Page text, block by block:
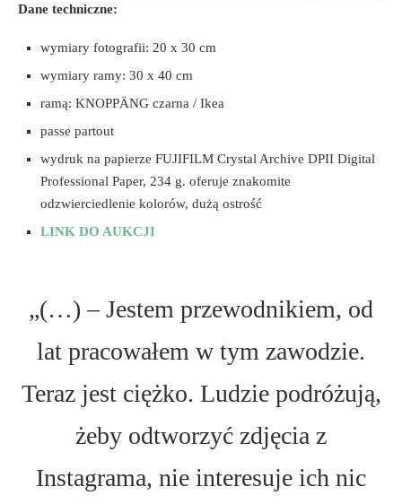
Dane techniczne:
wymiary fotografii: 20 x 30 cm
wymiary ramy: 30 x 40 cm
ramą: KNOPPÄNG czarna / Ikea
passe partout
wydruk na papierze FUJIFILM Crystal Archive DPII Digital
Professional Paper, 234 g. oferuje znakomite
odzwierciedlenie kolorów, dużą ostrość
LINK DO AUKCJI
„(…) – Jestem przewodnikiem, od
lat pracowałem w tym zawodzie.
Teraz jest ciężko. Ludzie podróżują,
żeby odtworzyć zdjęcia z
Instagrama, nie interesuje ich nic